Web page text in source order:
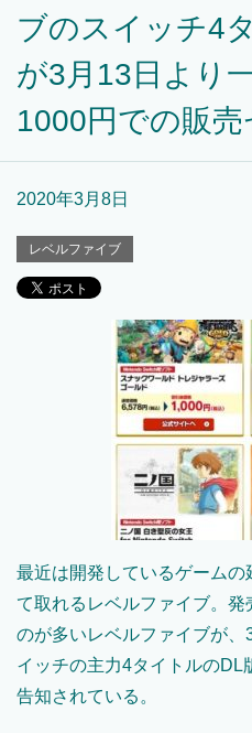
ブのスイッチ4
が3月13日より
1000円での販売
2020年3月8日
レベルファイブ
最近は開発しているゲーム
て取れるレベルファイブ。
のが多いレベルファイブが
イッチの主力4タイトルのDL
告知されている。